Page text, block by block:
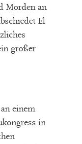
Morden an
El
großer
einem
in